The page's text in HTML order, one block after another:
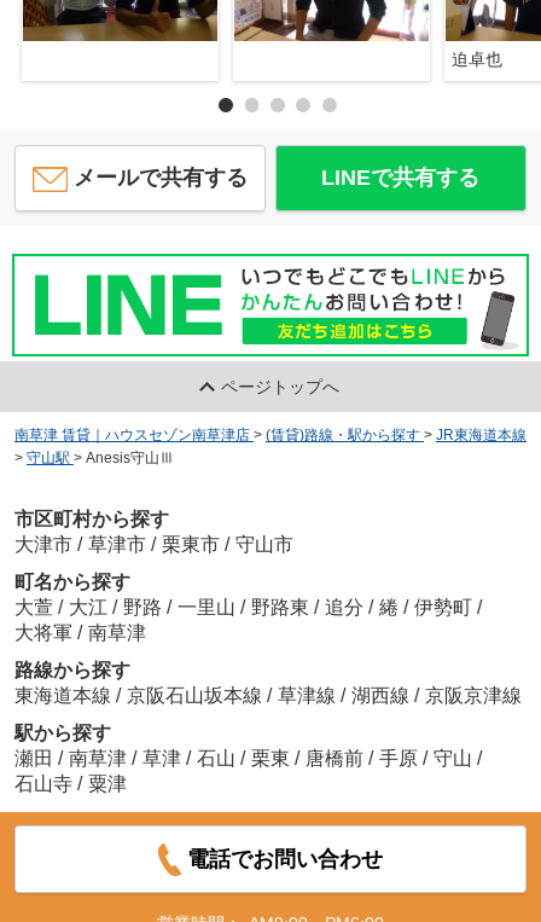
迫卓也
メールで共有する LINEで共有する
ページトップへ
南草津 賃貸｜ハウスセゾン南草津店 > (賃貸)路線・駅から探す > JR東海道本線
> 守山駅 > Anesis守山Ⅲ
市区町村から探す
大津市 / 草津市 / 栗東市 / 守山市
町名から探す
大萱 / 大江 / 野路 / 一里山 / 野路東 / 追分 / 綣 / 伊勢町 /
大将軍 / 南草津
路線から探す
東海道本線 / 京阪石山坂本線 / 草津線 / 湖西線 / 京阪京津線
駅から探す
瀬田 / 南草津 / 草津 / 石山 / 栗東 / 唐橋前 / 手原 / 守山 /
石山寺 / 粟津
電話でお問い合わせ